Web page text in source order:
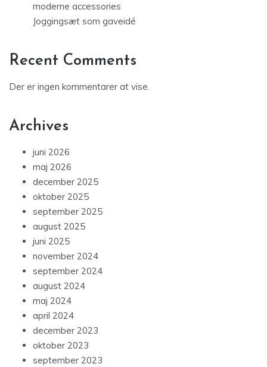
moderne accessories
Joggingsæt som gaveidé
Recent Comments
Der er ingen kommentarer at vise.
Archives
juni 2026
maj 2026
december 2025
oktober 2025
september 2025
august 2025
juni 2025
november 2024
september 2024
august 2024
maj 2024
april 2024
december 2023
oktober 2023
september 2023